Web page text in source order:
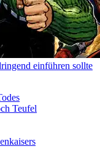
einführen sollte
Teufel